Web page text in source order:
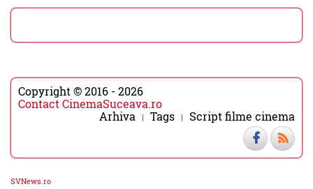
Copyright © 2016 - 2026
Contact CinemaSuceava.ro
Arhiva
Tags Script filme cinema
SVNews.ro